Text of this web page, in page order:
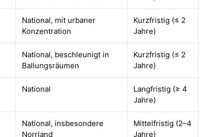
National, mit urbaner
Konzentration
Kurzfristig (≤ 2
Jahre)
National, beschleunigt in
Ballungsräumen
Kurzfristig (≤ 2
Jahre)
National
Langfristig (≥ 4
Jahre)
National, insbesondere
Norrland
Mittelfristig (2–4
Jahre)